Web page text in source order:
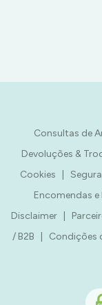
Consultas de
Devoluções &
Cookies
Encomendas e
Disclaimer|
/ B2B
Condições